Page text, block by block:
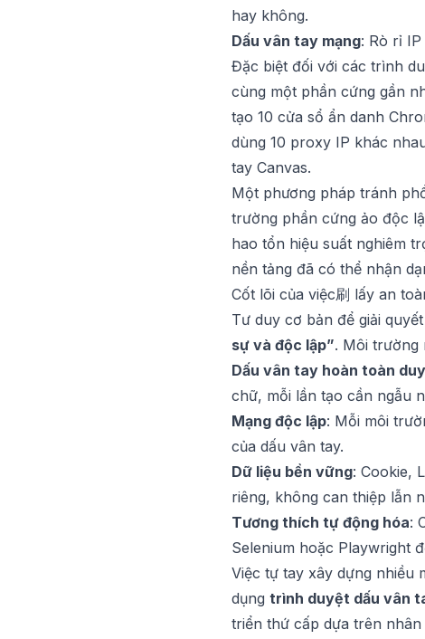
hay không.
Dấu vân tay mạng: Rò rỉ
Đặc biệt đối với các trình
cùng một phần cứng gần
tạo 10 cửa sổ ẩn danh
dùng 10 proxy IP khác
tay Canvas.
Một phương pháp tránh
trường phần cứng ảo độc
hao tổn hiệu suất nghiêm
nền tảng đã có thể nhận
Cốt lõi của việc刷 lấy an
Tư duy cơ bản để giải
sự và độc lập”. Môi trường
Dấu vân tay hoàn toàn
chữ, mỗi lần tạo cần ngẫu
Mạng độc lập: Mỗi môi
của dấu vân tay.
Dữ liệu bền vững: Cookie,
riêng, không can thiệp lẫn
Tương thích tự động hóa:
Selenium hoặc Playwright
Việc tự tay xây dựng nhiều
dụng trình duyệt dấu vân
triển thứ cấp dựa trên